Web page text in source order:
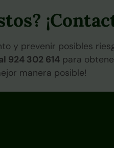
y prevenir posibles
924 302 614 para
manera posible!